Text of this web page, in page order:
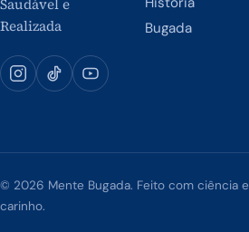
Realizada
Bugada
© 2026 Mente Bugada. Feito com ciência e
carinho.